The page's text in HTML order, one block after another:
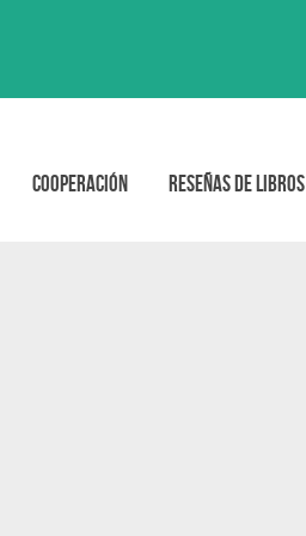
Cooperación Reseñas de libros